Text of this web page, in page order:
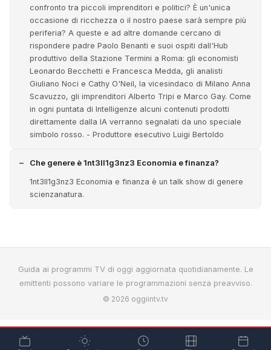
confronto tra piccoli imprenditori e politici? È un'unica
occasione di ricchezza o il nostro paese sarà sempre più
periferia? A queste e ad altre domande cercano di
rispondere padre Paolo Benanti e suoi ospiti dall'Hub
produttivo della Stazione Termini a Roma: gli economisti
Leonardo Becchetti e Francesca Medda, gli analisti
Giuliano Noci e Cathy O'Neil, la vicesindaco di Milano Anna
Scavuzzo, gli imprenditori Alberto Tripi e Marco Gay. Come
in ogni puntata di Intelligenze alcuni contenuti prodotti
direttamente dalla IA verranno segnalati da uno speciale
simbolo rosso. - Produttore esecutivo Luigi Bertoldo
Che genere è 1nt3ll1g3nz3 Economia e finanza?
1nt3ll1g3nz3 Economia e finanza è un talk show di genere
scienzanatura.
Guida ai programmi TV di oggi aggiornata quotidianamente. Le
emittenti possono variare le programmazioni senza preavviso.
© 2026 oggiintv.tv